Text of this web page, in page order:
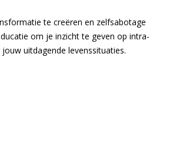
te creëren en zelfsabotage
om je inzicht te geven op intra-
uitdagende levenssituaties.